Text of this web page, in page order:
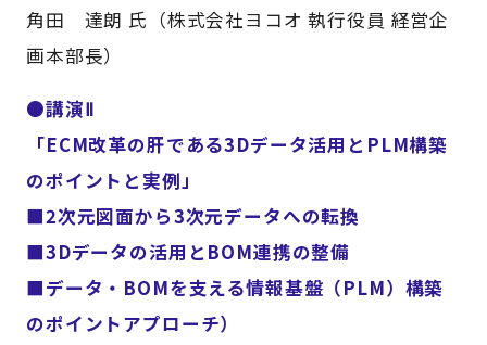
角田 達朗 氏（株式会社ヨコオ 執行役員 経営企
画本部長）
●講演Ⅱ
「ECM改革の肝である3Dデータ活用とPLM構築
のポイントと実例」
■2次元図面から3次元データへの転換
■3Dデータの活用とBOM連携の整備
■データ・BOMを支える情報基盤（PLM）構築
のポイントアプローチ）